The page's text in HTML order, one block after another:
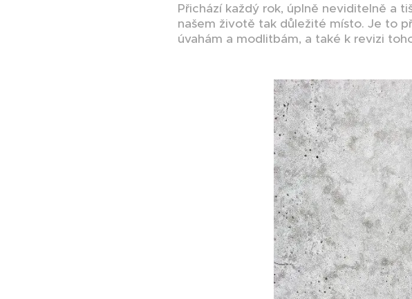
Přichází každý rok, úplně neviditelně a
našem životě tak důležité místo. Je to
úvahám a modlitbám, a také k revizi